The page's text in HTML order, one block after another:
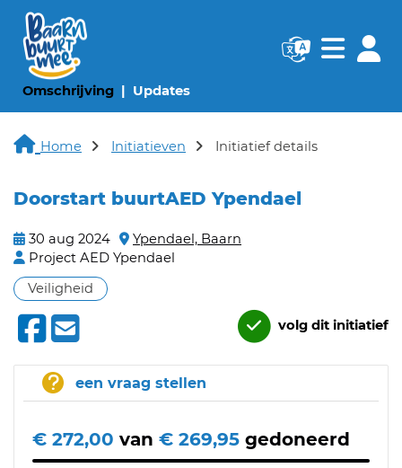
Omschrijving(huidige pagina)
Updates(huidige pagina)
Navigatie
Home Initiatieven Initiatief details
Doorstart buurtAED Ypendael
30 aug 2024
Ypendael, Baarn
Project AED Ypendael
Veiligheid
volg dit initiatief
een vraag stellen
€ 272,00 van € 269,95 gedoneerd